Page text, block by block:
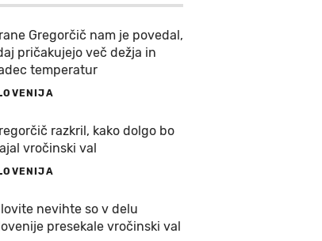
Gregorčič nam je povedal,
pričakujejo več dežja in
temperatur
razkril, kako dolgo bo
vročinski val
nevihte so v delu
presekale vročinski val